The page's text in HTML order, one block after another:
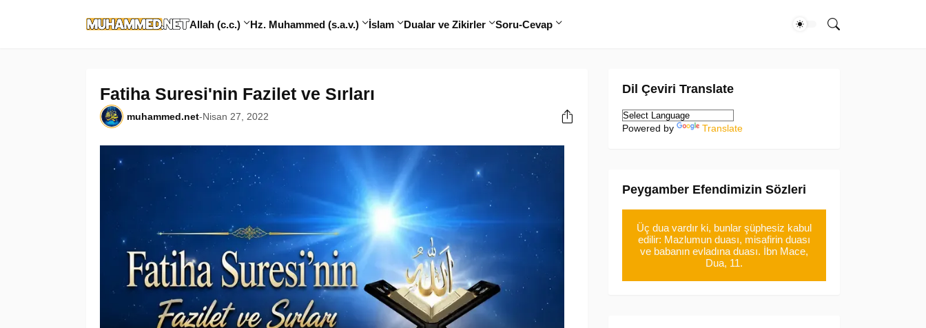
Allah (c.c.) Hz. Muhammed (s.a.v.) İslam Dualar ve Zikirler Soru-Cevap
Fatiha Suresi'nin Fazilet ve Sırları
muhammed.net-Nisan 27, 2022
Dil Çeviri Translate
Powered by Translate
Peygamber Efendimizin Sözleri
Üç dua vardır ki, bunlar şüphesiz kabul
edilir: Mazlumun duası, misafirin duası
ve babanın evladına duası. İbn Mace,
Dua, 11.